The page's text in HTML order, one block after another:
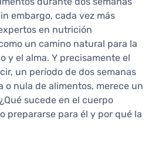
embargo, cada vez más
en nutrición
un camino natural para la
y el alma. Y precisamente el
un período de dos semanas
o nula de alimentos, merece un
sucede en el cuerpo
prepararse para él y por qué la